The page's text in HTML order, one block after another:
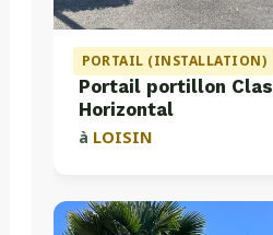
PORTAIL (INSTALLATION)
Portail portillon
Horizontal
à LOISIN